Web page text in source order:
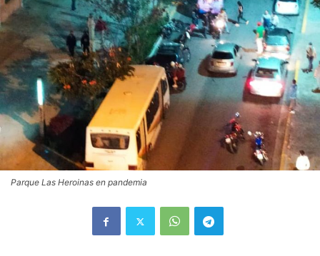
Parque Las Heroinas en pandemia